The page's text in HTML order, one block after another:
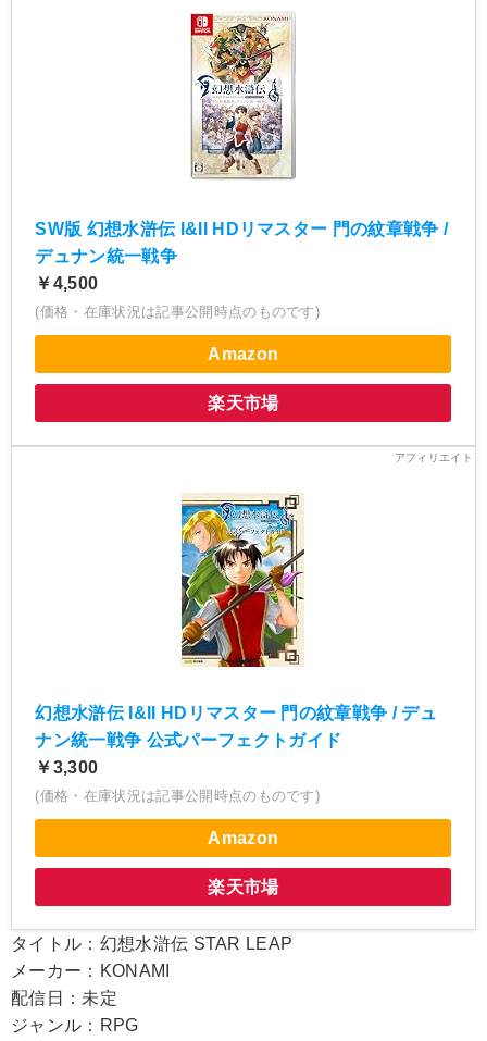
SW版 幻想水滸伝 I&II HDリマスター 門の紋章戦争 /
デュナン統一戦争
￥4,500
(価格・在庫状況は記事公開時点のものです)
Amazon
楽天市場
幻想水滸伝 I&II HDリマスター 門の紋章戦争 / デュ
ナン統一戦争 公式パーフェクトガイド
￥3,300
(価格・在庫状況は記事公開時点のものです)
Amazon
楽天市場
タイトル：幻想水滸伝 STAR LEAP
メーカー：KONAMI
配信日：未定
ジャンル：RPG